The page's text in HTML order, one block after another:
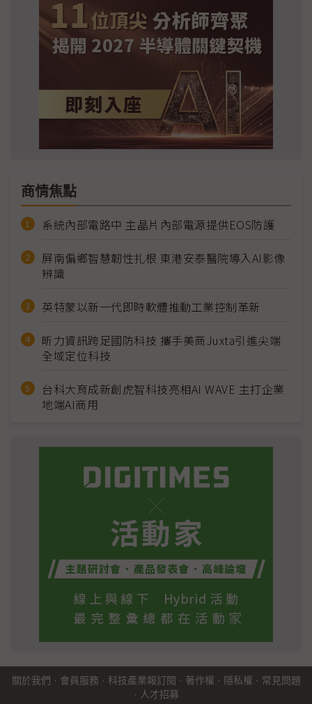
商情焦點
系統內部電路中 主晶片內部電源提供EOS防護
屏南偏鄉智慧韌性扎根 東港安泰醫院導入AI影像
辨識
英特蒙以新一代即時軟體推動工業控制革新
昕力資訊跨足國防科技 攜手美商Juxta引進尖端
全域定位科技
台科大育成新創虎智科技亮相AI WAVE 主打企業
地端AI商用
關於我們 · 會員服務 · 科技產業報訂閱 · 著作權 · 隱私權 · 常見問題
· 人才招募